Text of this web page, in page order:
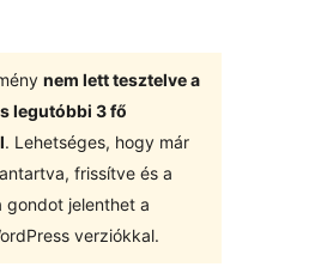
nem lett tesztelve a
legutóbbi 3 fő
. Lehetséges, hogy már
frissítve és a
gondot jelenthet a
verziókkal.